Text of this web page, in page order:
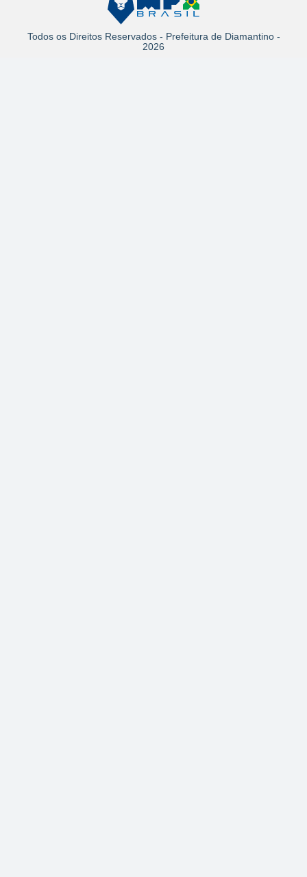
Todos os Direitos Reservados - Prefeitura de Diamantino -
2026